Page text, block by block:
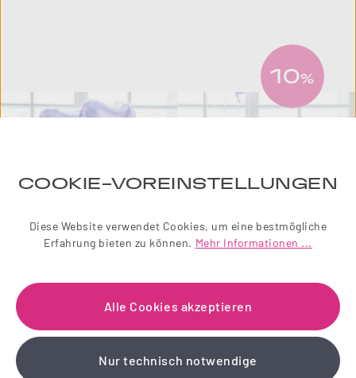
10%
NEWSLETTER
Einfach zauberhaft! Abonnieren Sie jetzt unseren
COOKIE-VOREINSTELLUNGEN
Diese Website verwendet Cookies, um eine bestmögliche
Erfahrung bieten zu können. Mehr Informationen ...
Alle Cookies akzeptieren
Nur technisch notwendige